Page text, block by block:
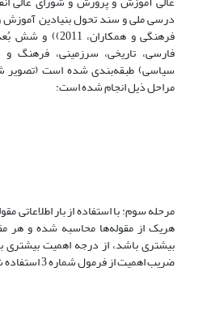
درسی ملی و سند تحول بنیادین آموزش
فرهنگی و
فارسی، تاریخی، سرزمینی، فرهنگ
مراحل ذیل انجام شده است:
هریک از مقوله‌ها محاسبه شده و هر
بیشتری باشد، از درجه اهمیت بیشتری
ضریب اهمیت از فرمول شماره 3 استفاده شده است: